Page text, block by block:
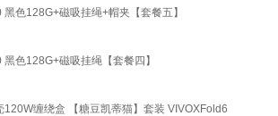
色128G+磁吸挂绳+帽夹【套餐五】
色128G+磁吸挂绳【套餐四】
缠绕盒 【糖豆凯蒂猫】套装 VIVOXFold6